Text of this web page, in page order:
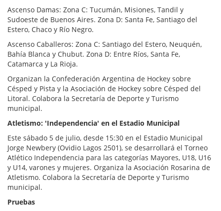
Ascenso Damas: Zona C: Tucumán, Misiones, Tandil y
Sudoeste de Buenos Aires. Zona D: Santa Fe, Santiago del
Estero, Chaco y Río Negro.
Ascenso Caballeros: Zona C: Santiago del Estero, Neuquén,
Bahía Blanca y Chubut. Zona D: Entre Ríos, Santa Fe,
Catamarca y La Rioja.
Organizan la Confederación Argentina de Hockey sobre
Césped y Pista y la Asociación de Hockey sobre Césped del
Litoral. Colabora la Secretaría de Deporte y Turismo
municipal.
Atletismo: 'Independencia' en el Estadio Municipal
Este sábado 5 de julio, desde 15:30 en el Estadio Municipal
Jorge Newbery (Ovidio Lagos 2501), se desarrollará el Torneo
Atlético Independencia para las categorías Mayores, U18, U16
y U14, varones y mujeres. Organiza la Asociación Rosarina de
Atletismo. Colabora la Secretaría de Deporte y Turismo
municipal.
Pruebas